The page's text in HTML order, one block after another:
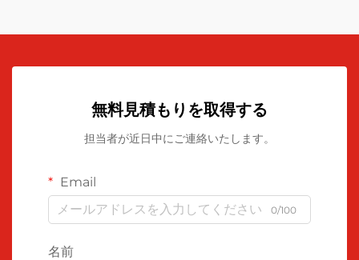
無料見積もりを取得する
担当者が近日中にご連絡いたします。
Email
0/100
名前